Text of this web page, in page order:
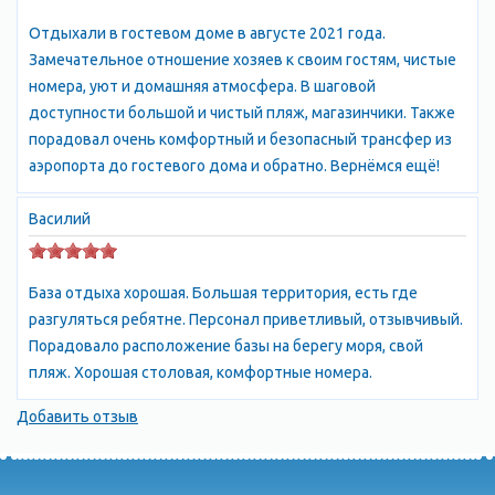
воздух: сухой, чистый, здесь очень легко дышится, совсем не
бывает туманов. Изредка, в самые тихие и знойные дни, вдруг
небо затягивают тучи, и на город налетает стремительный
ливень. Часто такие ливни сопровождаются сильными
грозами. Феодосия, отдых в Крыму Само географическое
положение Феодосии во многом определило ее
историческую судьбу. Начало городу положили греческие
купцы, основавшие здесь в VI веке до нашей эры на месте уже
существовавшего селения колонию-факторию, назвав ее
века Феодосия стала владением итальянского торгового
города Генуи. Генуэзцы назвали ее Кафой, превратили в
могучую крепость, обвели стенами, рвами и башнями,
известна была своим портом, через который шли торговые
Отдыхали в гостевом доме в августе 2021 года.
Замечательное отношение хозяев к своим гостям, чистые
номера, уют и домашняя атмосфера. В шаговой
доступности большой и чистый пляж, магазинчики. Также
порадовал очень комфортный и безопасный трансфер из
аэропорта до гостевого дома и обратно. Вернёмся ещё!
Василий
База отдыха хорошая. Большая территория, есть где
разгуляться ребятне. Персонал приветливый, отзывчивый.
Порадовало расположение базы на берегу моря, свой
пляж. Хорошая столовая, комфортные номера.
Добавить отзыв